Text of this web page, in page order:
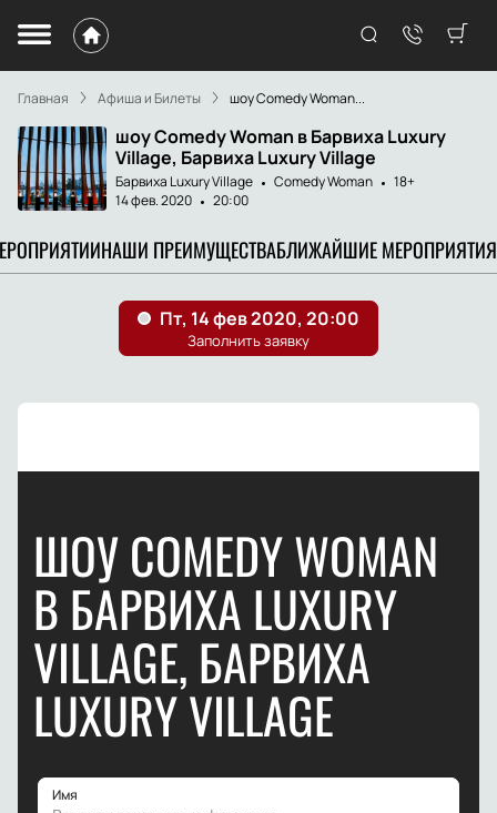
Главная Афиша и Билеты шоу Comedy Woman...
шоу Comedy Woman в Барвиха Luxury
Village, Барвиха Luxury Village
Барвиха Luxury Village Comedy Woman
18+
14 фев. 2020
20:00
НАШИ ПРЕИМУЩЕСТВАБЛИЖАЙШИЕ МЕРОПРИЯТИЯ
ШОУ COMEDY WOMAN
В БАРВИХА LUXURY
VILLAGE, БАРВИХА
LUXURY VILLAGE
Имя